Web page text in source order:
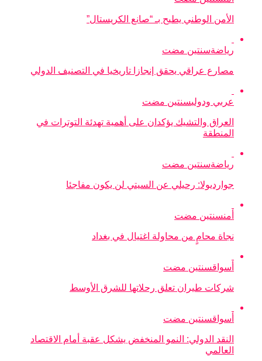
الأمن الوطني يطيح بـ “صانع الكريستال”
رياضةسنتين مضت
مصارع عراقي يحقق إنجازا تاريخيا في التصنيف الدولي
عربي ودوليسنتين مضت
العراق والتشيك يؤكدان على أهمية تهدئة التوترات في
المنطقة
رياضةسنتين مضت
جوارديولا: رحيلي عن السيتي لن يكون مفاجئا
أمنسنتين مضت
نجاة محامٍ من محاولة اغتيال في بغداد
أسواقسنتين مضت
شركات طيران تعلق رحلاتها للشرق الأوسط
أسواقسنتين مضت
النقد الدولي: النمو المنخفض يشكل عقبة أمام الاقتصاد
العالمي